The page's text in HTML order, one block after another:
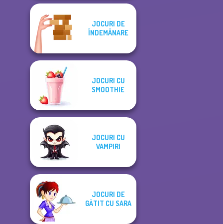
JOCURI DE
ÎNDEMÂNARE
JOCURI CU
SMOOTHIE
JOCURI CU
VAMPIRI
JOCURI DE
GĂTIT CU SARA